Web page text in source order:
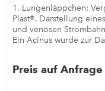
1. Lungenläppchen:
Plast®. Darstellung
und venösen
Ein Acinus wurde zur
Preis auf Anfrage